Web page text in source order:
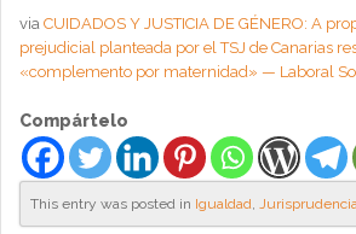
via CUIDADOS Y JUSTICIA DE GÉNERO: A
prejudicial planteada por el TSJ de Canarias
«complemento por maternidad» — Laboral
Compártelo
This entry was posted in Igualdad Jurisprudencia